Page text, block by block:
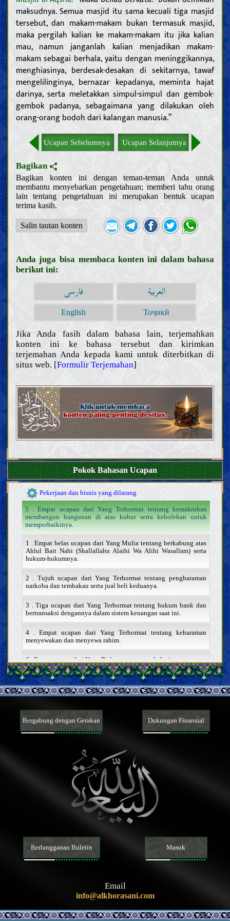
maksudnya. Semua masjid itu sama kecuali tiga masjid
tersebut, dan makam-makam bukan termasuk masjid,
maka pergilah kalian ke makam-makam itu jika kalian
mau, namun janganlah kalian menjadikan makam-
makam sebagai berhala, yaitu dengan meninggikannya,
menghiasinya, berdesak-desakan di sekitarnya, tawaf
mengelilinginya, bernazar kepadanya, meminta hajat
darinya, serta meletakkan simpul-simpul dan gembok-
gembok padanya, sebagaimana yang dilakukan oleh
orang-orang bodoh dari kalangan manusia.”
Ucapan Sebelumnya Ucapan Selanjutnya
Bagikan
Bagikan konten ini dengan teman-teman Anda untuk
membantu menyebarkan pengetahuan; memberi tahu orang
lain tentang pengetahuan ini merupakan bentuk ucapan
terima kasih.
Salin tautan konten
Anda juga bisa membaca konten ini dalam bahasa
berikut ini:
فارسی العربية
English Тоҷикӣ
Jika Anda fasih dalam bahasa lain, terjemahkan
konten ini ke bahasa tersebut dan kirimkan
terjemahan Anda kepada kami untuk diterbitkan di
situs web. [Formulir Terjemahan]
Pokok Bahasan Ucapan
Memahami Allah; keberadaan-Nya, sifat-sifat-Nya, dan
perbuatan-Nya
Mengenal para Khalifah Allah
Sifat-sifat para Nabi dan kehidupan mereka
Sifat-sifat Nabi terakhir dan kehidupan beliau
Karakteristik Nabi terakhir
Para sahabat dan para istri Nabi terakhir
Sifat-sifat Ahlul Bait Nabi terakhir, dan kehidupan mereka
Imam Mahdi
Keberadaan, sifat-sifat, dan perbuatan Imam Mahdi
Mansur dan gerakannya dalam mempersiapkan kedatangan
Imam Mahdi
Tanda-tanda kedatangan Imam Mahdi dan fitnah Akhir Zaman
Memahami iman dan kekufuran
Sifat-sifat iman dan kekufuran serta para pengikutnya
Akhlak
Do‘a dan teks ziarah
Nasihat dan wejangan
Hukum
Bersuci dan najis
Janabah, haid, nifas, istihadah, dan menopause
Pengobatan dan perawatan
Pakaian dan perhiasan
Wudu, mandi, dan tayamum
Salat
Zakat, Khumus, sedekah, dan wakaf
Puasa dan i‘tikaf
Makanan dan minuman
Berburu dan menyembelih hewan
Haji, umroh, dan ziarah
Jihad, pembelaan, dan hijrah di jalan Allah
Mengajak kepada kebaikan, menyeru kebenaran, dan
mencegah yang salah
Perwalian, penghakiman, dan kesaksian
Hajr (melarang seseorang mengakses hartanya)
Pekerjaan dan bisnis yang dilarang
5 . Empat ucapan dari Yang Terhormat tentang kemakruhan
membangun bangunan di atas kubur serta kebolehan untuk
memperbaikinya.
1 . Empat belas ucapan dari Yang Mulia tentang berkabung atas
Ahlul Bait Nabi (Shallallahu Alaihi Wa Alihi Wasallam) serta
hukum-hukumnya.
2 . Tujuh ucapan dari Yang Terhormat tentang pengharaman
narkoba dan tembakau serta jual beli keduanya.
3 . Tiga ucapan dari Yang Terhormat tentang hukum bank dan
bertransaksi dengannya dalam sistem keuangan saat ini.
4 . Empat ucapan dari Yang Terhormat tentang keharaman
menyewakan dan menyewa rahim.
6 . Enam ucapan dari Yang Terhormat tentang hak cipta
7 . Delapan ucapan dari Yang Mulia tentang ghina, musik, dan
tarian
Pernikahan, hijab, dan hubungan seksual
Menyusui, hak asuh, dan pendidikan anak
Wasiat dan warisan
Orang meninggal
Isu-isu kontemporer
Bergabung dengan Gerakan Dukungan Finansial
Berlangganan Buletin Masuk
Email
info@alkhorasani.com